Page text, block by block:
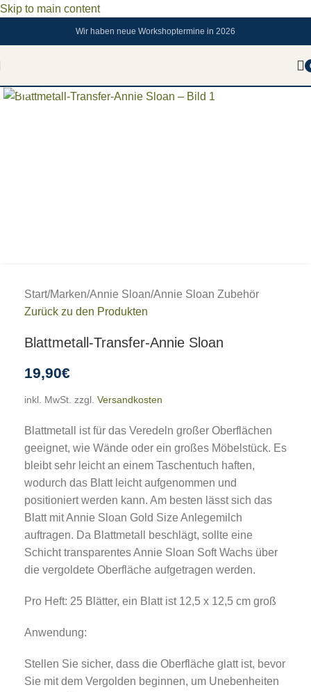
Skip to main content
Wir haben neue Workshoptermine in 2026
Start/Marken/Annie Sloan/Annie Sloan Zubehör
Zurück zu den Produkten
Blattmetall-Transfer-Annie Sloan
19,90€
inkl. MwSt. zzgl. Versandkosten
Blattmetall ist für das Veredeln großer Oberflächen
geeignet, wie Wände oder ein großes Möbelstück. Es
bleibt sehr leicht an einem Taschentuch haften,
wodurch das Blatt leicht aufgenommen und
positioniert werden kann. Am besten lässt sich das
Blatt mit Annie Sloan Gold Size Anlegemilch
auftragen. Da Blattmetall beschlägt, sollte eine
Schicht transparentes Annie Sloan Soft Wachs über
die vergoldete Oberfläche aufgetragen werden.
Pro Heft: 25 Blätter, ein Blatt ist 12,5 x 12,5 cm groß
Anwendung:
Stellen Sie sicher, dass die Oberfläche glatt ist, bevor
Sie mit dem Vergolden beginnen, um Unebenheiten